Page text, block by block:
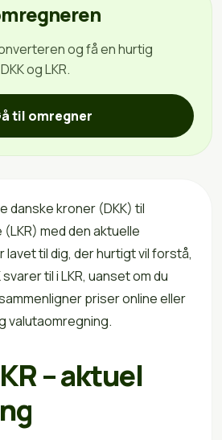
og få en hurtig
og LKR.
til omregner
danske kroner (DKK) til
med den aktuelle
lavet til dig, der hurtigt vil forstå,
til i LKR, uanset om du
priser online eller
valutaomregning.
– aktuel